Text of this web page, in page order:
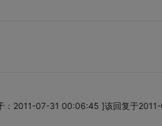
：2011-07-31 00:06:45 ]该回复于